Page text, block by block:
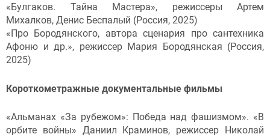
«Булгаков. Тайна Мастера», режиссеры Артем
Михалков, Денис Беспалый (Россия, 2025)
«Про Бородянского, автора сценария про сантехника
Афоню и др.», режиссер Мария Бородянская (Россия,
2025)
Короткометражные документальные фильмы
«Альманах «За рубежом»: Победа над фашизмом». «В
орбите войны» Даниил Краминов, режиссер Николай